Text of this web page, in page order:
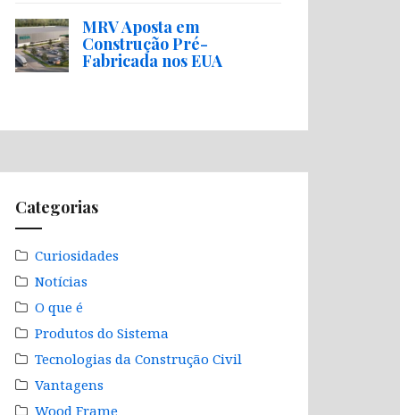
MRV Aposta em
Construção Pré-
Fabricada nos EUA
Categorias
Curiosidades
Notícias
O que é
Produtos do Sistema
Tecnologias da Construção Civil
Vantagens
Wood Frame